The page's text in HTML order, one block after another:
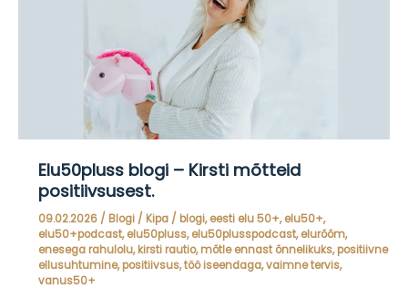
Elu50pluss blogi – Kirsti mõtteid
positiivsusest.
09.02.2026 / Blogi/ Kipa / blogi,eesti elu 50+,elu50+,
elu50+podcast,elu50pluss,elu50plusspodcast,elurõõm,
enesega rahulolu,kirsti rautio,mõtle ennast õnnelikuks,positiivne
ellusuhtumine,positiivsus,töö iseendaga,vaimne tervis,
vanus50+